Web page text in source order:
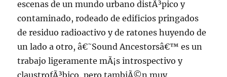
escenas de un mundo urbano distÃ³pico y
contaminado, rodeado de edificios pringados
de residuo radioactivo y de ratones huyendo de
un lado a otro, â€˜Sound Ancestorsâ€™ es un
trabajo ligeramente mÃ¡s introspectivo y